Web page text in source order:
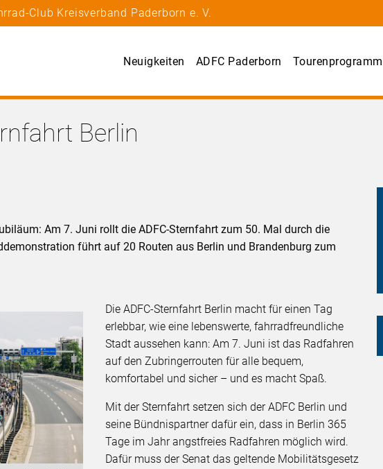
Club Kreisverband Paderborn e. V.
Neuigkeiten ADFC Paderborn Tourenprogramm
Berlin
Am 7. Juni rollt die ADFC-Sternfahrt zum 50. Mal durch die
führt auf 20 Routen aus Berlin und Brandenburg zum
Die ADFC-Sternfahrt Berlin macht für einen Tag
erlebbar, wie eine lebenswerte, fahrradfreundliche
Stadt aussehen kann: Am 7. Juni ist das Radfahren
auf den Zubringerrouten für alle bequem,
komfortabel und sicher – und es macht Spaß.
Mit der Sternfahrt setzen sich der ADFC Berlin und
seine Bündnispartner dafür ein, dass in Berlin 365
Tage im Jahr angstfreies Radfahren möglich wird.
Dafür muss der Senat das geltende Mobilitätsgesetz